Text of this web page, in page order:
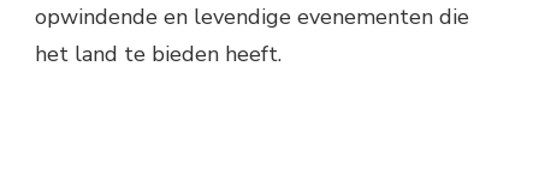
opwindende en levendige evenementen die
het land te bieden heeft.